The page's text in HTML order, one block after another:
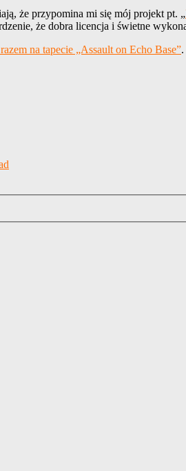
że przypomina mi się mój projekt pt. „
że dobra licencja i świetne
na tapecie „Assault on Echo Base”.